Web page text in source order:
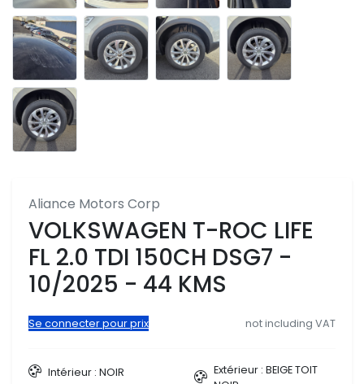
Aliance Motors Corp
VOLKSWAGEN T-ROC LIFE
FL 2.0 TDI 150CH DSG7 -
10/2025 - 44 KMS
Se connecter pour prix not including VAT
Intérieur : NOIR
Extérieur : BEIGE TOIT